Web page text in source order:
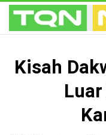
Kisah